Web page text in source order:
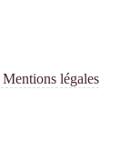
Mentions légales